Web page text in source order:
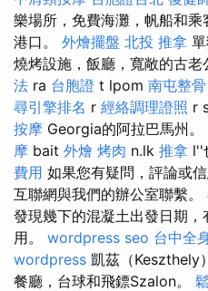
樂場所，免費海灘，帆船和
港口。 外燴擺盤 北投 推拿
燒烤設施，飯廳，寬敞的古
法 ra 台胞證 t lpom 南屯整骨
尋引擎排名 r 經絡調理證照 r
按摩 Georgia的阿拉巴馬州
摩 bait 外燴 烤肉 n.lk 推拿 l''
費用 如果您有疑問，評論或
互聯網與我們的辦公室聯繫
發現幾下的混凝土出發日期
用。 wordpress seo 台中全
wordpress 凱茲（Keszthely
餐廳，台球和飛鏢Szalon。